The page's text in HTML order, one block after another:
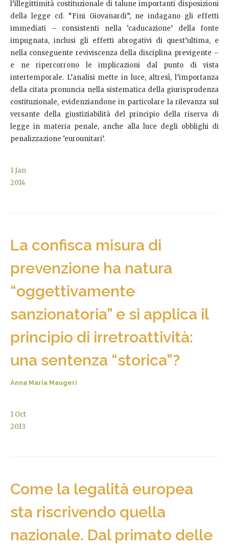
l’illegittimità costituzionale di talune importanti disposizioni
della legge cd. “Fini Giovanardi”, ne indagano gli effetti
immediati – consistenti nella ‘caducazione’ della fonte
impugnata, inclusi gli effetti abrogativi di quest’ultima, e
nella conseguente reviviscenza della disciplina previgente –
e ne ripercorrono le implicazioni dal punto di vista
intertemporale. L’analisi mette in luce, altresì, l’importanza
della citata pronuncia nella sistematica della giurisprudenza
costituzionale, evidenziandone in particolare la rilevanza sul
versante della giustiziabilità del principio della riserva di
legge in materia penale, anche alla luce degli obblighi di
penalizzazione ‘eurounitari’.
1Jan
2014
La confisca misura di
prevenzione ha natura
“oggettivamente
sanzionatoria” e si applica il
principio di irretroattività:
una sentenza “storica”?
Anna Maria Maugeri
1 Oct
2013
Come la legalità europea
sta riscrivendo quella
nazionale. Dal primato delle